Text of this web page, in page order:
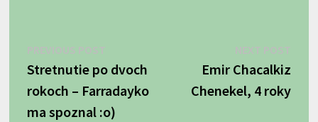
v
článku
post:
Stretnutie po dvoch
rokoch – Farradayko
ma spoznal :o)
Emir Chacalkiz
Chenekel, 4 roky